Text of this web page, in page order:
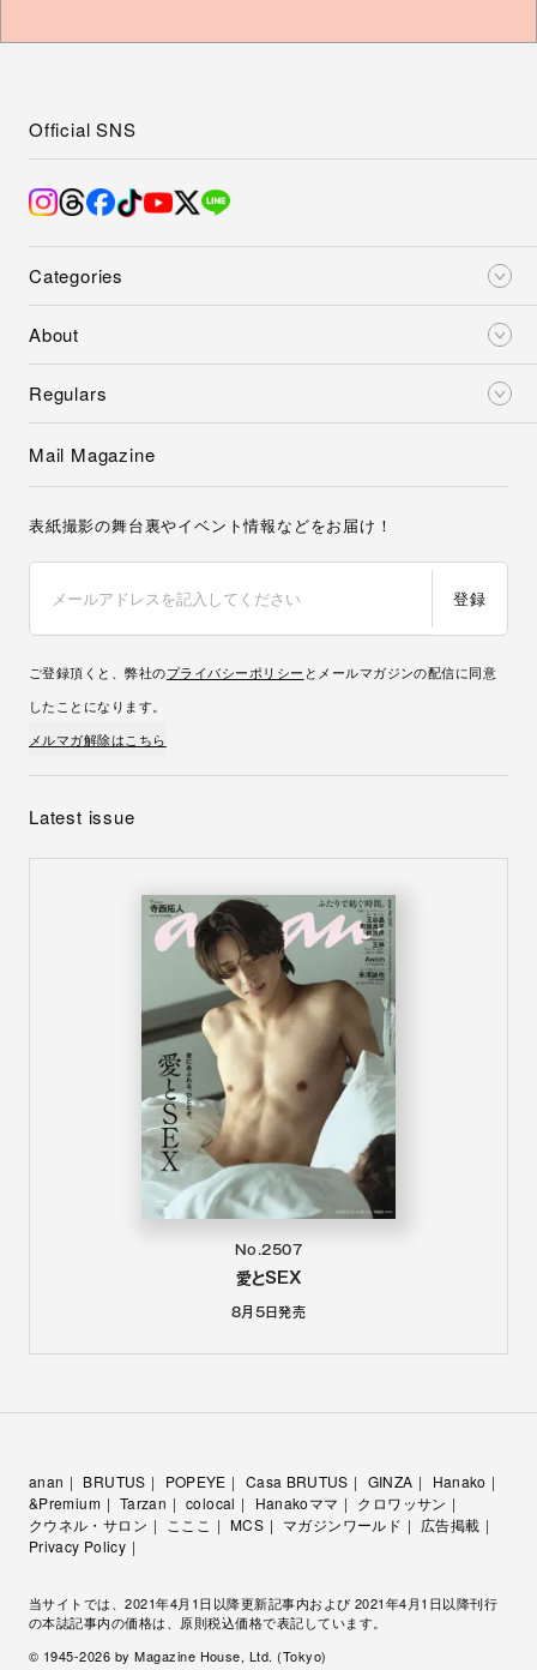
Categories
About
Regulars
Official SNS
Mail Magazine
表紙撮影の舞台裏やイベント情報などをお届け！
登録
ご登録頂くと、弊社のプライバシーポリシー とメールマガジンの配信に同意
したことになります。
メルマガ解除はこちら
Latest issue
No.2507
愛とSEX
8月5日発売
anan BRUTUS POPEYE Casa BRUTUS GINZA
Hanako
&Premium
Tarzan colocal Hanakoママ
クロワッサン
クウネル・サロン
こここ MCS マガジンワールド
広告掲載
Privacy Policy
当サイトでは、2021年4月1日以降更新記事内および 2021年4月1日以降刊行
の本誌記事内の価格は、原則税込価格で表記しています。
© 1945-2026 by Magazine House, Ltd. (Tokyo)